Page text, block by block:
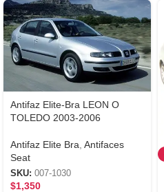
Antifaz Elite-Bra LEON O
TOLEDO 2003-2006
Antifaz Elite Bra Antifaces
Seat
SKU: 007-1030
$1,350